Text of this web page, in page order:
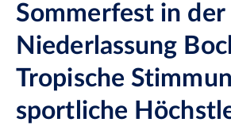
Sommerfest in der
Niederlassung
Tropische
sportliche